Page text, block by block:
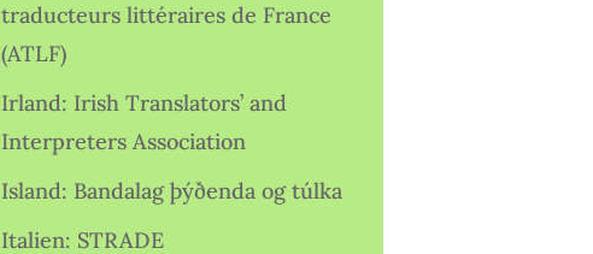
traducteurs littéraires de France
(ATLF)
Irland: Irish Translators’ and
Interpreters Association
Island: Bandalag þýðenda og túlka
Italien: STRADE